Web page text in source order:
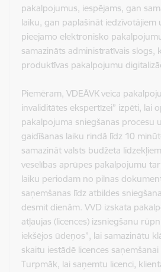
pakalpojumus, iespējams, gan
laiku, gan paplašināt iedzīvotājiem
pieejamo elektronisko
samazināts administratīvais slogs,
produktīvas pakalpojumu
Piemēram, VDEĀVK veica
invaliditātes ekspertīzei” izpēti, lai
pakalpojuma sniegšanas procesu
gaidīšanas laiku rindā līdz 10
samazināt valsts budžeta
veselības aprūpes pakalpojumu
laiku periodam no pilnas
saņemšanas līdz atbildes
desmit dienām. VVD izskata
atļaujas (licences) izsniegšanu
iekšējos ūdeņos”, lai samazinātu
skaitu iestādē licences
Turpmāk, lai saņemtu licenci,